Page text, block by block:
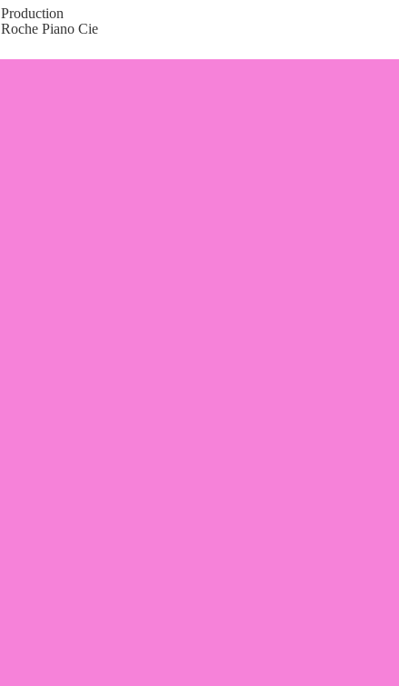
Production
Roche Piano Cie